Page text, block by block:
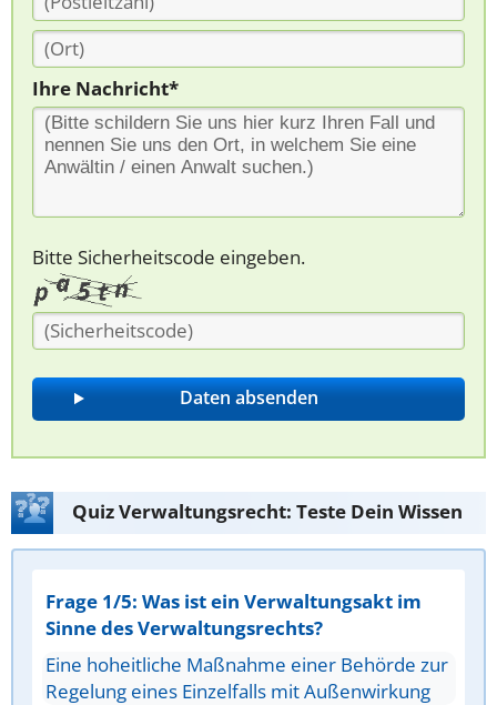
Ihre Nachricht*
Bitte Sicherheitscode eingeben.
Quiz Verwaltungsrecht: Teste Dein Wissen
Frage 1/5: Was ist ein Verwaltungsakt im
Sinne des Verwaltungsrechts?
Eine hoheitliche Maßnahme einer Behörde zur
Regelung eines Einzelfalls mit Außenwirkung